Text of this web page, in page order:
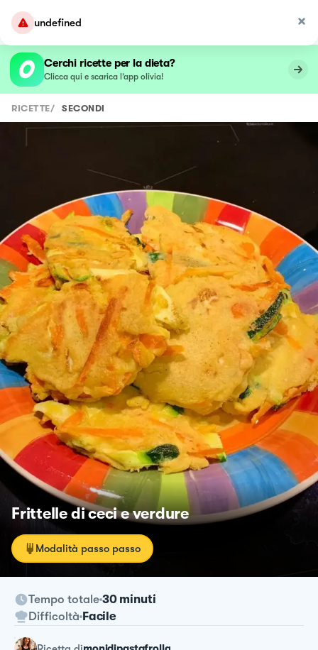
undefined
Cerchi ricette per la dieta?
Clicca qui e scarica l’app olivia!
RICETTE/ SECONDI
Frittelle di ceci e verdure
Modalità passo passo
Tempo totale 30 minuti
Difficoltà Facile